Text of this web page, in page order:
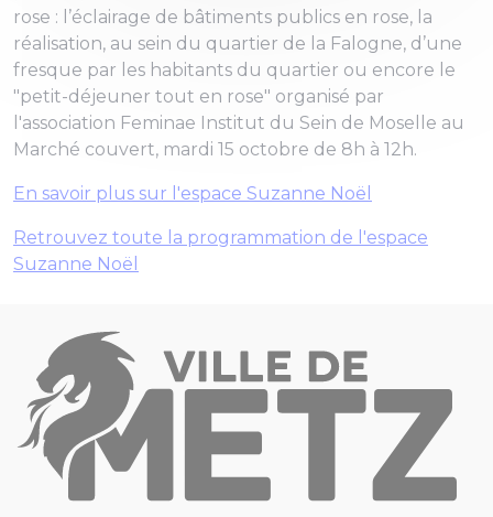
rose : l’éclairage de bâtiments publics en rose, la
réalisation, au sein du quartier de la Falogne, d’une
fresque par les habitants du quartier ou encore le
"petit-déjeuner tout en rose" organisé par
l'association Feminae Institut du Sein de Moselle au
Marché couvert, mardi 15 octobre de 8h à 12h.
En savoir plus sur l'espace Suzanne Noël
Retrouvez toute la programmation de l'espace
Suzanne Noël